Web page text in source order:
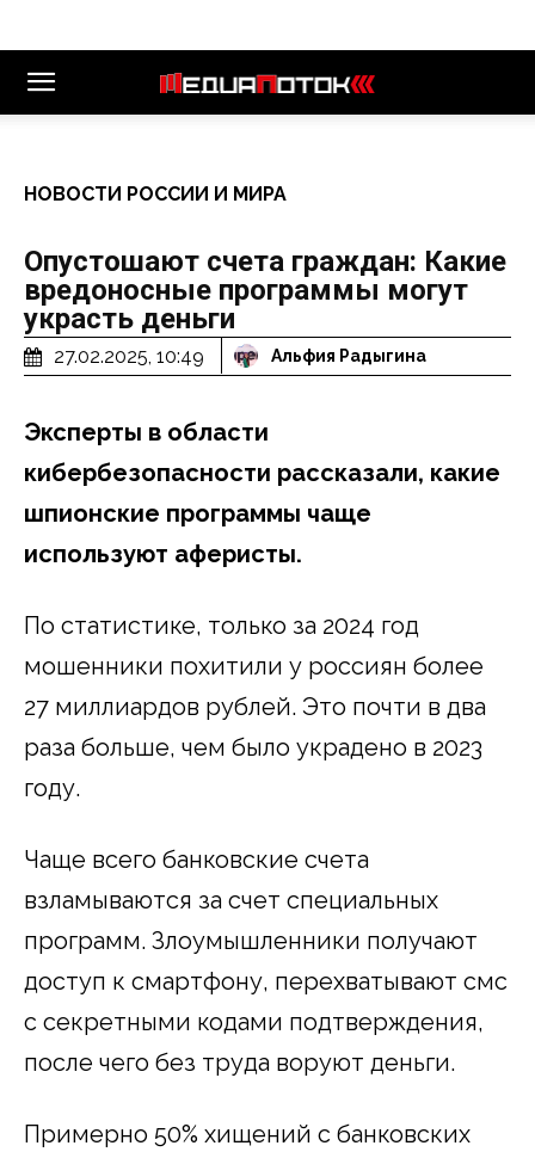
НОВОСТИ РОССИИ И МИРА
Опустошают счета граждан: Какие
вредоносные программы могут
украсть деньги
27.02.2025, 10:49 Альфия Радыгина
Эксперты в области
кибербезопасности рассказали, какие
шпионские программы чаще
используют аферисты.
По статистике, только за 2024 год
мошенники похитили у россиян более
27 миллиардов рублей. Это почти в два
раза больше, чем было украдено в 2023
году.
Чаще всего банковские счета
взламываются за счет специальных
программ. Злоумышленники получают
доступ к смартфону, перехватывают смс
с секретными кодами подтверждения,
после чего без труда воруют деньги.
Примерно 50% хищений с банковских